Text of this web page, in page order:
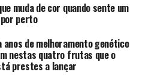
muda de cor quando sente um
perto
anos de melhoramento genético
nestas quatro frutas que o
prestes a lançar